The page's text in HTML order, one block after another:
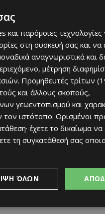
όπως οι Steve
ακόμα μεγαλύτερες
Trumpet. Παγκόσμιο
κατοχή του, ο Timmy
μουσική.
και παρόμοιες τεχνολογίες
στη συσκευή σας και να
αναγνωριστικά και
μέτρηση
Προμηθευτές τρίτων
και άλλους σκοπούς,
γεωεντοπισμού και
ιστότοπο. Ορισμένοι
έχετε το δικαίωμα να
τη συγκατάθεσή σας
ΌΛΩΝ